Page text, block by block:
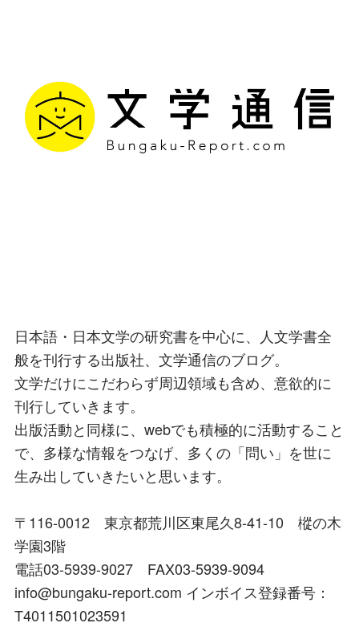
日本語・日本文学の研究書を中心に、人文学書全
般を刊行する出版社、文学通信のブログ。
文学だけにこだわらず周辺領域も含め、意欲的に
刊行していきます。
出版活動と同様に、webでも積極的に活動すること
で、多様な情報をつなげ、多くの「問い」を世に
生み出していきたいと思います。
〒116-0012 東京都荒川区東尾久8-41-10 樅の木
学園3階
電話03-5939-9027 FAX03-5939-9094
info@bungaku-report.com インボイス登録番号：
T4011501023591